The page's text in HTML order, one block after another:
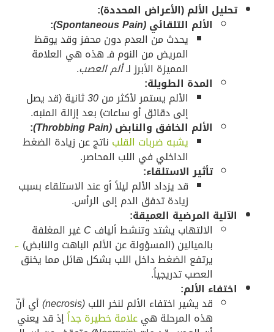
تحليل الألم (الأعراض المحددة):
الألم التلقائي(Spontaneous Pain)
:
يحدث من العدم دون محفز وقد يوقظ
المريض من النوم فـ هذه هي العلامة
المميزة الأبرز لـألم العصب.
المدة الطويلة:
الألم يستمر لأكثر من30ثانية (قد يصل
إلى دقائق أو ساعات) بعد إزالة المنبه.
الألم الخافق والنابض(Throbbing Pain)
:
يشبه ضربات القلب ناتج عن زيادة الضغط
الداخلي في اللب المحاصر.
تأثير الاستلقاء:
قد يزداد الألم ليلاً أو عند الاستلقاء بسبب
زيادة تدفق الدم إلى الرأس.
الآلية المرضية العميقة:
الالتهاب يشتد وتنشط أليافCغير المغلفة
بالميالين (المسؤولة عن الألم الباهت والنابض) ←
يرتفع الضغط داخل اللب بشكل هائل مما يخنق
العصب تدريجياً.
اختفاء الألم:
قد يشير اختفاء الألم لنخر اللب(necrosis) أي أنّ
هذه المرحلة هيعلامة خطيرة جداًإذ قد يعني